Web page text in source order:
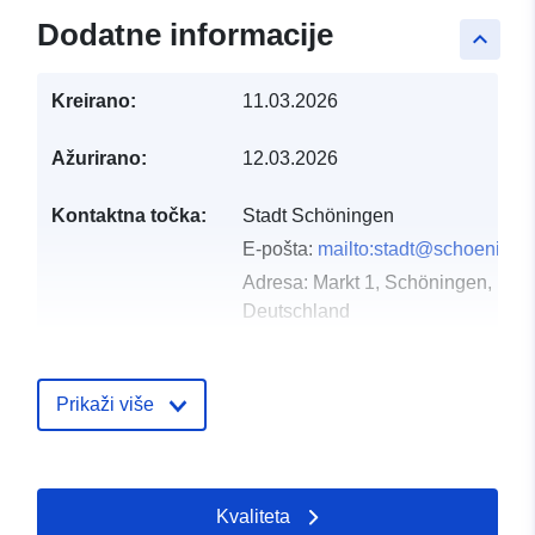
keyboard_arrow_up
Dodatne informacije
Kreirano: 11.03.2026
Ažurirano: 12.03.2026
Kontaktna točka:
Stadt Schöningen
E-pošta:
Adresa: Markt 1, Schöningen, D-
Deutschland
registar:
Ažurirano na temelju
16 May 2026
Prikaži više
Kvaliteta